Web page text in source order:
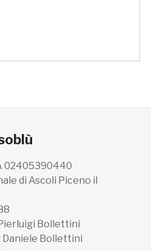
02405390440
di Ascoli Piceno il
Bollettini
Daniele Bollettini